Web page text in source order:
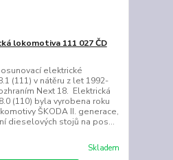
lokomotiva 111 027 ČD
elektrické
(111) v nátěru z let 1992-
Next 18. Elektrická
(110) byla vyrobena roku
ŠKODA II. generace,
dieselových stojů na pos...
Skladem